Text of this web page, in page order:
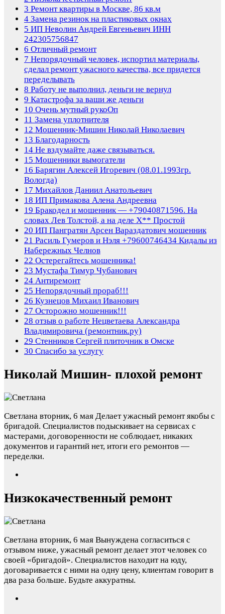
3 Ремонт квартиры в Москве, 86 кв.м
4 Замена резинок на пластиковых окнах
5 ИП Неволин Андрей Евгеньевич ИНН
242305756847
6 Отличный ремонт
7 Непорядочный человек, испортил материалы,
сделал ремонт ужасного качества, все придется
переделывать
8 Работу не выполнил, деньги не вернул
9 Катастрофа за ваши же деньги
10 Очень мутный рукоОп
11 Замена уплотнителя
12 Мошенник-Мишин Николай Николаевич
13 Благодарность
14 Не вздумайте даже связываться.
15 Мошенники вымогатели
16 Барягин Алексей Игоревич (08.01.1993гр.
Вологда)
17 Михайлов Даниил Анатольевич
18 ИП Примакова Алена Андреевна
19 Бракодел и мошенник — +79040871596. На
словах Лев Толстой, а на деле Х** Простой
20 ИП Пангратян Арсен Вараздатович мошенник
21 Расиль Гумеров и Нэля +79600746434 Кидалы из
Набережных Челнов
22 Остерегайтесь мошенника!
23 Мустафа Тимур Чубанович
24 Антиремонт
25 Непорядочный прораб!!!
26 Кузнецов Михаил Иванович
27 Осторожно мошенник!!!
28 отзыв о работе Нецветаева Александра
Владимировича (ремонтник.ру)
29 Стенников Сергей плиточник в Омске
30 Спасибо за услугу
Николай Мишин- плохой ремонт
Светлана вторник, 6 мая Делает ужасный ремонт якобы с
бригадой. Специалистов подыскивает на сервисах с
мастерами, договоренности не соблюдает, никаких
документов и гарантий нет, итоги его ремонтов —
переделки.
Низкокачественный ремонт
Светлана вторник, 6 мая Вынуждена согласиться с
отзывом ниже, ужасный ремонт делает этот человек со
своей «бригадой». Специалистов находит на юду,
договаривается с ними на одну цену, клиентам говорит в
два раза больше. Будьте аккуратны.